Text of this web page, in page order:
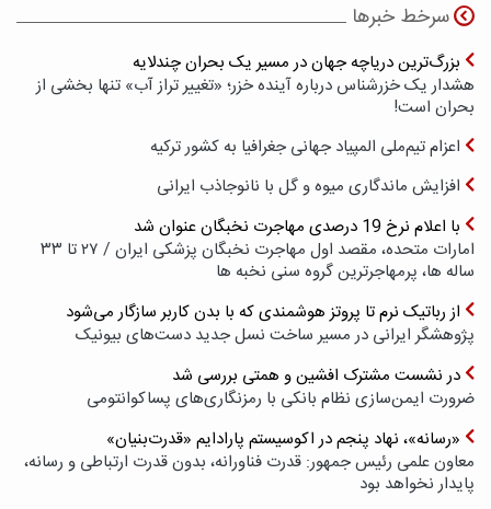
سرخط خبرها
بزرگ‌ترین دریاچه جهان در مسیر یک بحران چندلایه
هشدار یک خزرشناس درباره آینده خزر؛ «تغییر تراز آب» تنها بخشی از
بحران است!
اعزام تیم‌ملی المپیاد جهانی جغرافیا به کشور ترکیه
افزایش ماندگاری میوه و گل با نانوجاذب ایرانی
با اعلام نرخ 19 درصدی مهاجرت نخبگان عنوان شد
امارات متحده، مقصد اول مهاجرت نخبگان پزشکی ایران / ۲۷ تا ۳۳
ساله ها، پرمهاجرترین گروه سنی نخبه ها
از رباتیک نرم تا پروتز هوشمندی که با بدن کاربر سازگار می‌شود
پژوهشگر ایرانی در مسیر ساخت نسل جدید دست‌های بیونیک
در نشست مشترک افشین و همتی بررسی شد
ضرورت ایمن‌سازی نظام بانکی با رمزنگاری‌های پسا‌کوانتومی
«رسانه»، نهاد پنجم در اکوسیستم پارادایم «قدرت‌بنیان»
معاون علمی رئیس جمهور: قدرت فناورانه، بدون قدرت ارتباطی و رسانه،
پایدار نخواهد بود